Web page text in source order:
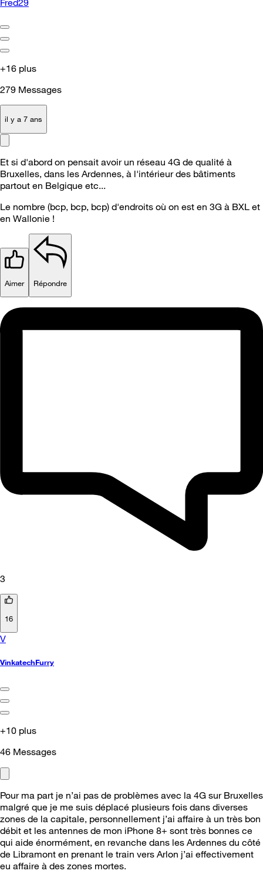
+16 plus
279 Messages
il y a 7 ans
Et si d'abord on pensait avoir un réseau 4G de qualité à
Bruxelles, dans les Ardennes, à l'intérieur des bâtiments
partout en Belgique etc...
Le nombre (bcp, bcp, bcp) d'endroits où on est en 3G à BXL et
en Wallonie !
Aimer Répondre
3
16
V
VinkatechFurry
+10 plus
46 Messages
Pour ma part je n’ai pas de problèmes avec la 4G sur Bruxelles
malgré que je me suis déplacé plusieurs fois dans diverses
zones de la capitale, personnellement j’ai affaire à un très bon
débit et les antennes de mon iPhone 8+ sont très bonnes ce
qui aide énormément, en revanche dans les Ardennes du côté
de Libramont en prenant le train vers Arlon j’ai effectivement
eu affaire à des zones mortes.